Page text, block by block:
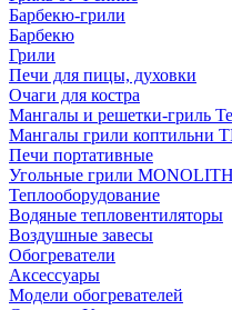
Барбекю-грили
Барбекю
Грили
Печи для пицы, духовки
Очаги для костра
Мангалы и решетки-гриль
Мангалы грили коптильни
Печи портативные
Угольные грили MONOLITH
Теплооборудование
Водяные тепловентиляторы
Воздушные завесы
Обогреватели
Аксессуары
Модели обогревателей